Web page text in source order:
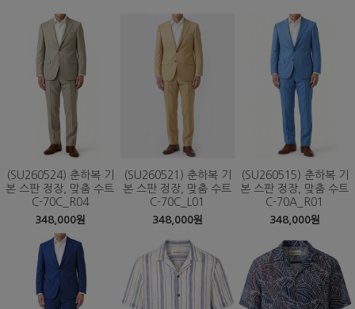
(SU260524) 춘하복 기
본 스판 정장, 맞춤 수트
C-70C_R04
348,000원
(SU260521) 춘하복 기
본 스판 정장, 맞춤 수트
C-70C_L01
348,000원
(SU260515) 춘하복 기
본 스판 정장, 맞춤 수트
C-70A_R01
348,000원